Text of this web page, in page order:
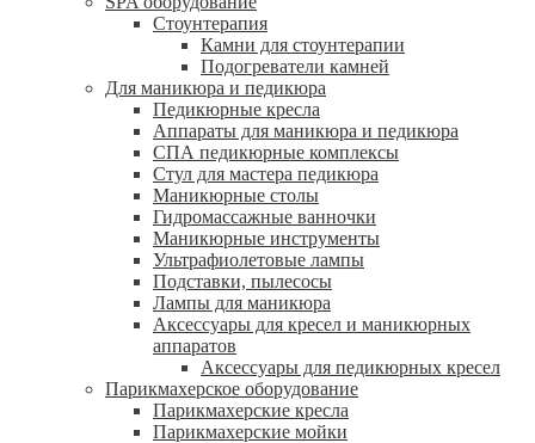
Стоунтерапия
Камни для стоунтерапии
Подогреватели камней
Для маникюра и педикюра
Педикюрные кресла
Аппараты для маникюра и педикюра
СПА педикюрные комплексы
Стул для мастера педикюра
Маникюрные столы
Гидромассажные ванночки
Маникюрные инструменты
Ультрафиолетовые лампы
Подставки, пылесосы
Лампы для маникюра
Аксессуары для кресел и маникюрных
аппаратов
Аксессуары для педикюрных кресел
Парикмахерское оборудование
Парикмахерские кресла
Парикмахерские мойки